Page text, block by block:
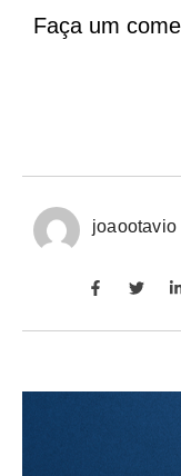
Faça um
joaootavio